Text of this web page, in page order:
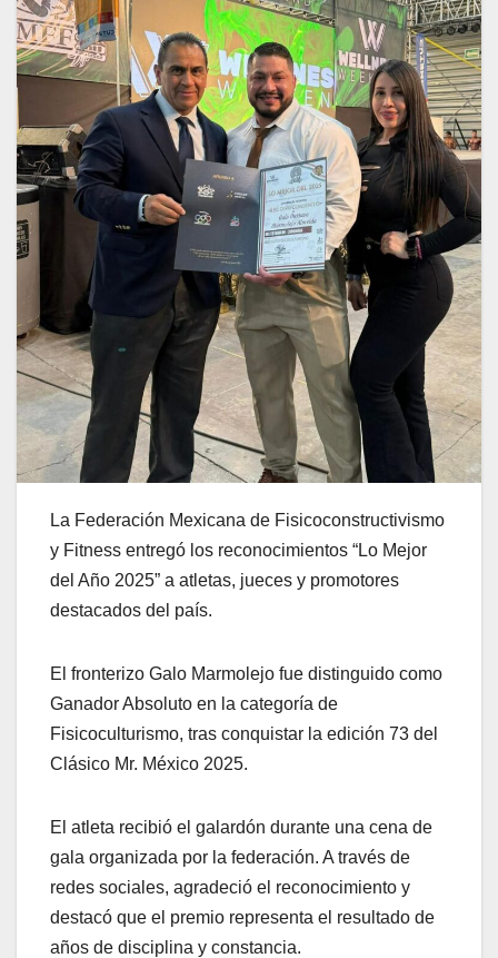
La Federación Mexicana de Fisicoconstructivismo
y Fitness entregó los reconocimientos “Lo Mejor
del Año 2025” a atletas, jueces y promotores
destacados del país.
El fronterizo Galo Marmolejo fue distinguido como
Ganador Absoluto en la categoría de
Fisicoculturismo, tras conquistar la edición 73 del
Clásico Mr. México 2025.
El atleta recibió el galardón durante una cena de
gala organizada por la federación. A través de
redes sociales, agradeció el reconocimiento y
destacó que el premio representa el resultado de
años de disciplina y constancia.